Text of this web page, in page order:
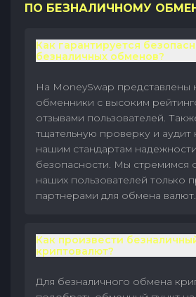
ПО БЕЗНАЛИЧНОМУ
Как гарантируется
безналичных обменов?
На MoneySwap представлены
обменники с высоким
отзывами пользователей.
тщательную проверку и аудит
нашим стандартам
безопасности. Мы стремимся
наших пользователей только
партнерами для обмена валют.
Как произвести
криптовалют?
Для безналичного обмена